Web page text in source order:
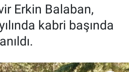
Erkin Balaban,
kabri başında
anıldı.